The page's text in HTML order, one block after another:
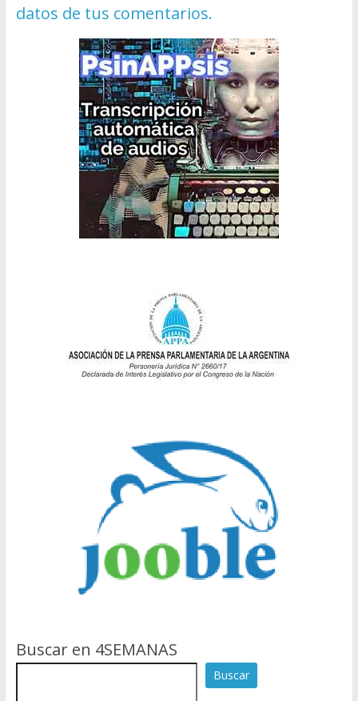
datos de tus comentarios.
Buscar en 4SEMANAS
Buscar